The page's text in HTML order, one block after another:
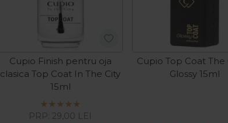
Cupio Finish pentru oja
clasica Top Coat In The City
15ml
PRP: 29,00 LEI
Cupio Top Coat The
Glossy 15ml